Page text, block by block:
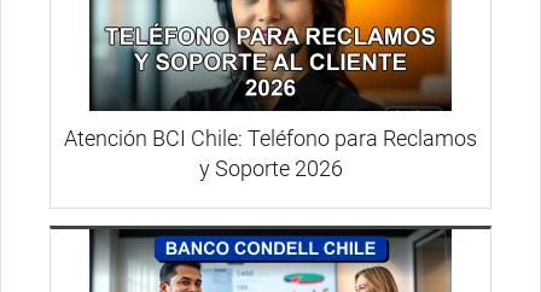
Atención BCI Chile: Teléfono para Reclamos
y Soporte 2026